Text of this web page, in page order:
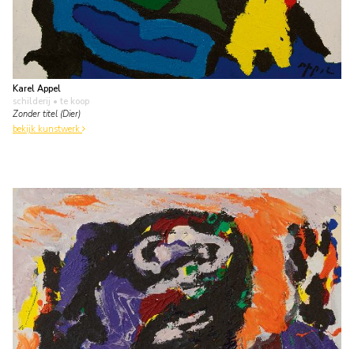
Karel Appel
schilderij • te koop
Zonder titel (Dier)
bekijk kunstwerk